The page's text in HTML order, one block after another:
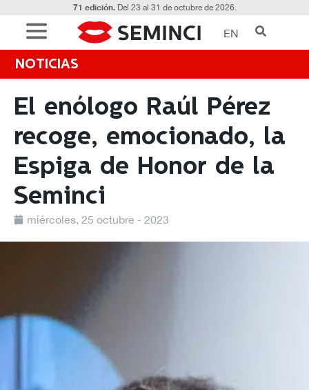
71 edición.Del 23 al 31 de octubre de 2026.
EN
NOTICIAS
El enólogo Raúl Pérez
recoge, emocionado, la
Espiga de Honor de la
Seminci
miércoles, 25 octubre - 2023